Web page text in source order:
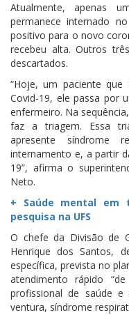
Atualmente, apenas
permanece internado
positivo para o novo
recebeu alta. Outros
descartados.
“Hoje, um paciente
Covid-19, ele passa por
enfermeiro. Na
faz a triagem. Essa
apresente síndrome
internamento e, a partir
19”, afirma o
Neto.
+ Saúde mental em
pesquisa na UFS
O chefe da Divisão de
Henrique dos Santos,
específica, prevista no
atendimento rápido
profissional de saúde e
ventura, síndrome